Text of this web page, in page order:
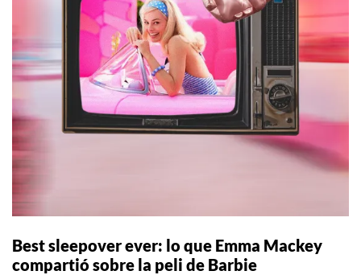
Best sleepover ever: lo que Emma Mackey
compartió sobre la peli de Barbie